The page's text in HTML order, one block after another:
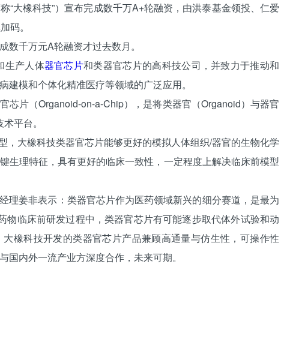
“大橡科技”）宣布完成数千万A+轮融资，由洪泰基金领投、仁爱
码。
千万元A轮融资才过去数月。
产人体器官芯片和类器官芯片的高科技公司，并致力于推动和
模和个体化精准医疗等领域的广泛应用。
片（Organoid-on-a-Chip），是将类器官（Organoid）与器官
平台。
大橡科技类器官芯片能够更好的模拟人体组织/器官的生物化学
生理特征，具有更好的临床一致性，一定程度上解决临床前模型
姜非表示：类器官芯片作为医药领域新兴的细分赛道，是最为
物临床前研发过程中，类器官芯片有可能逐步取代体外试验和动
橡科技开发的类器官芯片产品兼顾高通量与仿生性，可操作性
内外一流产业方深度合作，未来可期。